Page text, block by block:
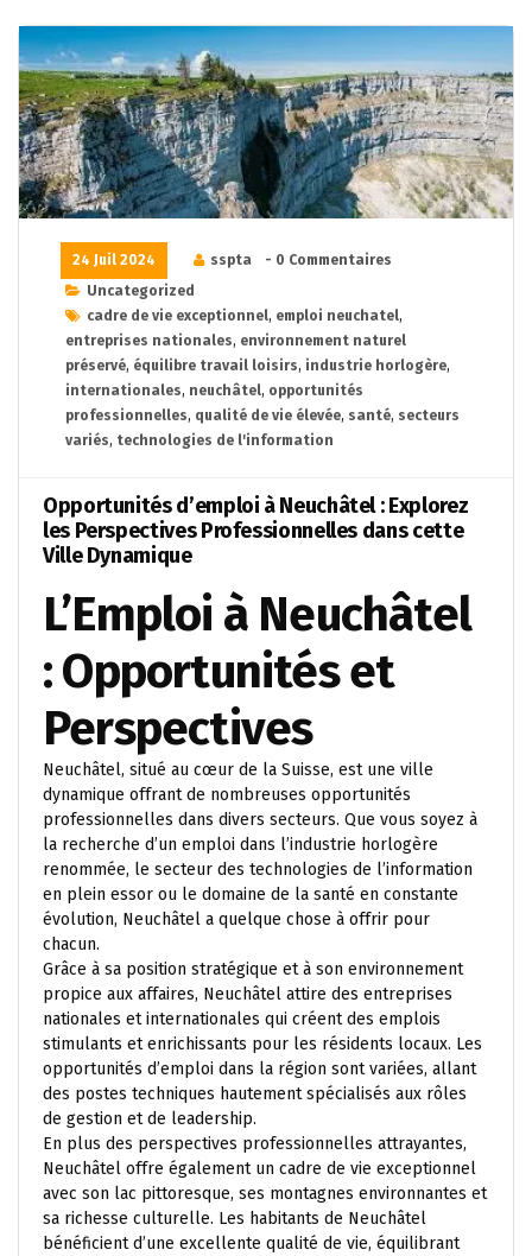
24 Juil 2024 sspta
- 0 Commentaires
Uncategorized
cadre de vie exceptionnel, emploi neuchatel,
entreprises nationales, environnement naturel
préservé, équilibre travail loisirs, industrie horlogère,
internationales, neuchâtel, opportunités
professionnelles, qualité de vie élevée, santé, secteurs
variés, technologies de l'information
Opportunités d’emploi à Neuchâtel : Explorez
les Perspectives Professionnelles dans cette
Ville Dynamique
L’Emploi à Neuchâtel
: Opportunités et
Perspectives
Neuchâtel, situé au cœur de la Suisse, est une ville
dynamique offrant de nombreuses opportunités
professionnelles dans divers secteurs. Que vous soyez à
la recherche d’un emploi dans l’industrie horlogère
renommée, le secteur des technologies de l’information
en plein essor ou le domaine de la santé en constante
évolution, Neuchâtel a quelque chose à offrir pour
chacun.
Grâce à sa position stratégique et à son environnement
propice aux affaires, Neuchâtel attire des entreprises
nationales et internationales qui créent des emplois
stimulants et enrichissants pour les résidents locaux. Les
opportunités d’emploi dans la région sont variées, allant
des postes techniques hautement spécialisés aux rôles
de gestion et de leadership.
En plus des perspectives professionnelles attrayantes,
Neuchâtel offre également un cadre de vie exceptionnel
avec son lac pittoresque, ses montagnes environnantes et
sa richesse culturelle. Les habitants de Neuchâtel
bénéficient d’une excellente qualité de vie, équilibrant